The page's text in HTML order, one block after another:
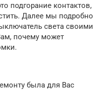
подгорание контактов,
Далее мы подробно
света своими
почему может
была для Вас